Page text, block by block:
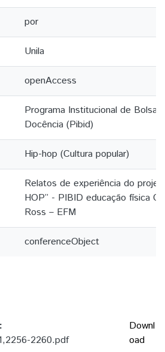
por
Unila
openAccess
Programa Institucional de Bolsa
Docência (Pibid)
Hip-hop (Cultura popular)
Relatos de experiência do
HOP” - PIBID educação física
Ross – EFM
conferenceObject
2260.pdf
Downl
oad